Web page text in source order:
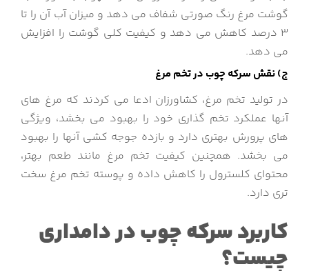
گوشت مرغ رنگ صورتی شفاف می دهد و میزان آب آن را تا
3 درصد کاهش می دهد و کیفیت کلی گوشت را افزایش
می دهد.
ج) نقش سرکه چوب در تخم مرغ
در تولید تخم مرغ، کشاورزان ادعا می کردند که مرغ های
آنها عملکرد تخم گذاری خود را بهبود می بخشد، ویژگی
های پرورش بهتری دارد و بازده جوجه کشی آنها را بهبود
می بخشد. همچنین کیفیت تخم مرغ مانند طعم بهتر،
محتوای کلسترول را کاهش داده و پوسته تخم مرغ سخت
تری دارد.
کاربرد سرکه چوب در دامداری
چیست؟